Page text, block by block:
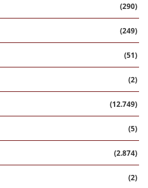
(290)
(249)
(51)
(2)
(12.749)
(5)
(2.874)
(2)